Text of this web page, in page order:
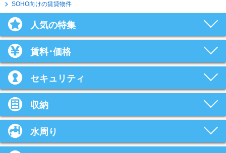
SOHO向けの賃貸物件
人気の特集
賃料･価格
セキュリティ
収納
水周り